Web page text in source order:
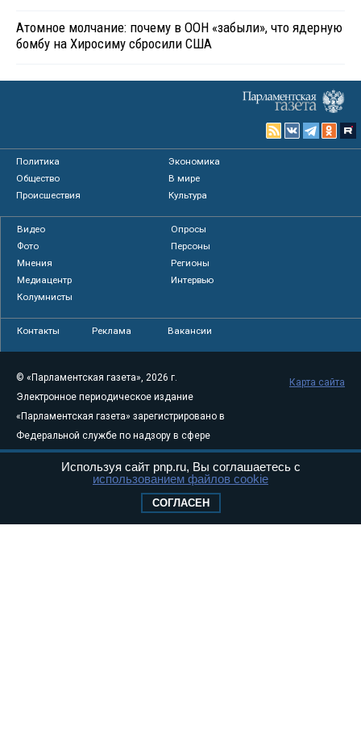
Атомное молчание: почему в ООН «забыли», что ядерную
бомбу на Хиросиму сбросили США
Политика
Экономика
Общество
В мире
Происшествия
Культура
Видео
Опросы
Фото
Персоны
Мнения
Регионы
Медиацентр
Интервью
Колумнисты
Контакты Реклама Вакансии
© «Парламентская газета», 2026 г.
Электронное периодическое издание
«Парламентская газета» зарегистрировано в
Федеральной службе по надзору в сфере
связи, информационных технологий и
массовых коммуникаций (Роскомнадзор) 05
Свидетельство о регистрации Эл № ФС77-
Карта сайта
Используя сайт pnp.ru, Вы соглашаетесь с
использованием файлов cookie
СОГЛАСЕН